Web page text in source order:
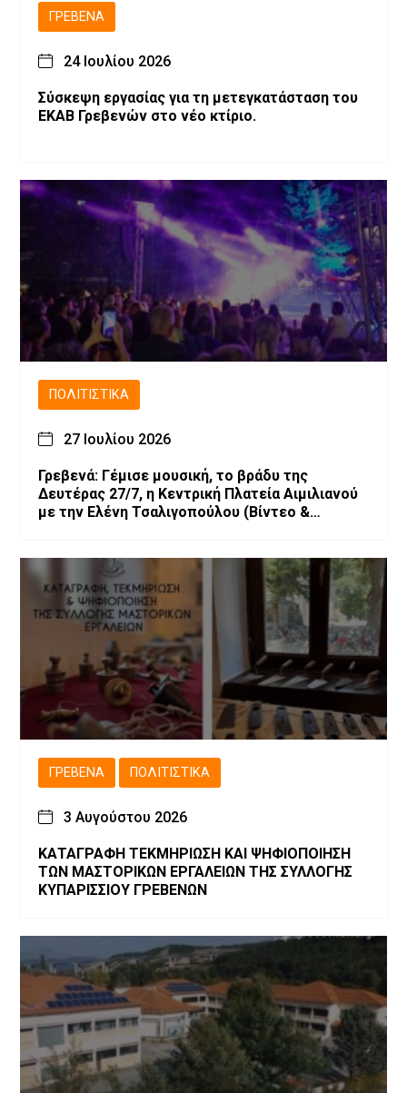
ΓΡΕΒΕΝΆ
24 Ιουλίου 2026
Σύσκεψη εργασίας για τη μετεγκατάσταση του
ΕΚΑΒ Γρεβενών στο νέο κτίριο.
ΠΟΛΙΤΙΣΤΙΚΆ
27 Ιουλίου 2026
Γρεβενά: Γέμισε μουσική, το βράδυ της
Δευτέρας 27/7, η Κεντρική Πλατεία Αιμιλιανού
με την Ελένη Τσαλιγοπούλου (Bίντεο &
ΓΡΕΒΕΝΆ ΠΟΛΙΤΙΣΤΙΚΆ
3 Αυγούστου 2026
ΚΑΤΑΓΡΑΦΗ ΤΕΚΜΗΡΙΩΣΗ ΚΑΙ ΨΗΦΙΟΠΟΙΗΣΗ
ΤΩΝ ΜΑΣΤΟΡΙΚΩΝ ΕΡΓΑΛΕΙΩΝ ΤΗΣ ΣΥΛΛΟΓΗΣ
ΚΥΠΑΡΙΣΣΙΟΥ ΓΡΕΒΕΝΩΝ